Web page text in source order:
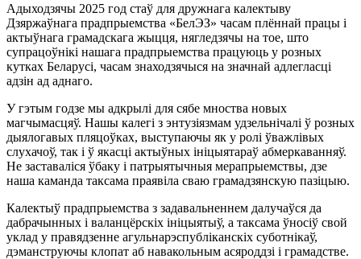
Адыходзячы 2025 год стаў для дружнага калектыву
Дзяржаўнага прадпрыемства «БелЭЗ» часам плённай працы і
актыўнага грамадскага жыцця, нягледзячы на тое, што
супрацоўнікі нашага прадпрыемства працуюць у розных
кутках Беларусі, часам знаходзячыся на значнай адлегласці
адзін ад аднаго.
У гэтым годзе мы адкрылі для сябе мноства новых
магчымасцяў. Нашы калегі з энтузіязмам удзельнічалі ў розных
дыялогавых пляцоўках, выступаючы як у ролі ўважлівых
слухачоў, так і ў якасці актыўных ініцыятараў абмеркаванняў.
Не заставаліся ўбаку і патрыятычныя мерапрыемствы, дзе
наша каманда таксама праявіла сваю грамадзянскую пазіцыю.
Калектыў прадпрыемства з задавальненнем далучаўся да
дабрачынных і валанцёрскіх ініцыятыў, а таксама ўносіў свой
уклад у правядзенне агульнарэспубліканскіх суботнікаў,
дэманструючы клопат аб навакольным асяроддзі і грамадстве.